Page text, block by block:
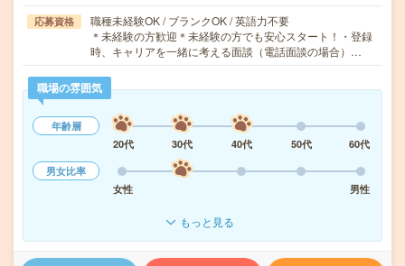
応募資格
職種未経験OK / ブランクOK / 英語力不要
＊未経験の方歓迎＊未経験の方でも安心スタート！・登録
時、キャリアを一緒に考える面談（電話面談の場合）…
職場の雰囲気
年齢層
20代
30代 40代 50代
60代
男女比率
女性
男性
もっと見る